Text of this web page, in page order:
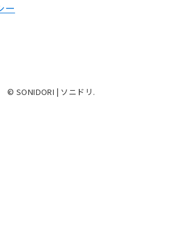
ー
© SONIDORI | ソニドリ.